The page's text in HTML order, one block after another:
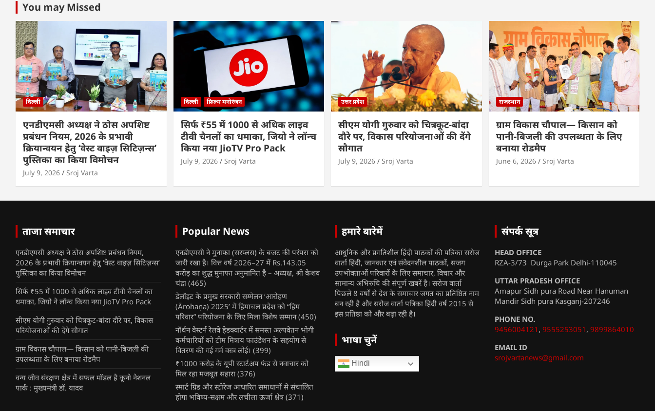
You may Missed
दिल्ली
एनडीएमसी अध्यक्ष ने ठोस अपशिष्ट
प्रबंधन नियम, 2026 के प्रभावी
क्रियान्वयन हेतु ‘वेस्ट वाइज़ सिटिज़न्स’
पुस्तिका का किया विमोचन
July 9, 2026 Sroj Varta
दिल्ली फ़िल्म मनोरंजन
सिर्फ ₹55 में 1000 से अधिक लाइव
टीवी चैनलों का धमाका, जियो ने लॉन्च
किया नया JioTV Pro Pack
July 9, 2026 Sroj Varta
उत्तर प्रदेश
सीएम योगी गुरुवार को चित्रकूट-बांदा
दौरे पर, विकास परियोजनाओं की देंगे
सौगात
July 9, 2026 Sroj Varta
राजस्थान
ग्राम विकास चौपाल— किसान को
पानी-बिजली की उपलब्धता के लिए
बनाया रोडमैप
June 6, 2026 Sroj Varta
ताजा समाचार
एनडीएमसी अध्यक्ष ने ठोस अपशिष्ट प्रबंधन नियम,
2026 के प्रभावी क्रियान्वयन हेतु ‘वेस्ट वाइज़ सिटिज़न्स’
पुस्तिका का किया विमोचन
सिर्फ ₹55 में 1000 से अधिक लाइव टीवी चैनलों का
धमाका, जियो ने लॉन्च किया नया JioTV Pro Pack
सीएम योगी गुरुवार को चित्रकूट-बांदा दौरे पर, विकास
परियोजनाओं की देंगे सौगात
ग्राम विकास चौपाल— किसान को पानी-बिजली की
उपलब्धता के लिए बनाया रोडमैप
वन्य जीव संरक्षण क्षेत्र में सफल मॉडल है कूनो नेशनल
पार्क : मुख्यमंत्री डॉ. यादव
Popular News
एनडीएमसी ने मुनाफा (सरप्लस) के बजट की परंपरा को
जारी रखा है। वित्त वर्ष 2026–27 में Rs.143.05
करोड़ का शुद्ध मुनाफा अनुमानित है – अध्यक्ष, श्री केशव
चंद्रा (465)
डेलॉइट के प्रमुख सरकारी सम्मेलन ‘आरोहण
(Ārohaṇa) 2025’ में हिमाचल प्रदेश को “हिम
परिवार” परियोजना के लिए मिला विशेष सम्मान (450)
नॉर्थन वेस्टर्न रेलवे हेडक्वार्टर में समस्त अल्पवेतन भोगी
कर्मचारियों को टीम मित्राय फाउंडेशन के सहयोग से
वितरण की गई गर्म वस्त्र लोई। (399)
₹1000 करोड़ के यूपी स्टार्टअप फंड से नवाचार को
मिल रहा मजबूत सहारा (376)
स्मार्ट ग्रिड और स्टोरेज आधारित समाधानों से संचालित
होगा भविष्य-सक्षम और लचीला ऊर्जा क्षेत्र (371)
हमारे बारेमें
आधुनिक और प्रगतिशील हिंदी पाठकों की पत्रिका सरोज
वार्ता हिंदी, जानकार एवं संवेदनशील पाठकों, सजग
उपभोक्ताओं परिवारों के लिए समाचार, विचार और
सामान्य अभिरुचि की संपूर्ण खबरें है। सरोज वार्ता
पिछले 8 वर्षों से देश के समाचार जगत का प्रतिष्ठित नाम
बन रही है और सरोज वार्ता पत्रिका हिंदी वर्ष 2015 से
इस प्रतिष्ठा को और बढ़ा रही है।
भाषा चुनें
Hindi
संपर्क सूत्र
HEAD OFFICE
RZA-3/73 Durga Park Delhi-110045
UTTAR PRADESH OFFICE
Amapur Sidh pura Road Near Hanuman
Mandir Sidh pura Kasganj-207246
PHONE NO.
9456004121 , 9555253051 , 9899864010
EMAIL ID
srojvartanews@gmail.com